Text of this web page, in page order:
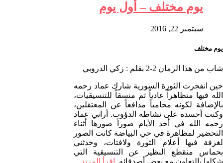
يوم مختلف – أول يوم
سبتمبر 22, 2016
يوم مختلف
شاب من هذا الزمان 2-2 بقلم : زكي الدروبي
حين انفجرت الثورة السورية شارك عماد رحمه
الله فيها متظاهراً عادياً ثم منسقاً للتنسيقيات،
بالإضافة لكونه محامياً مدافعاً عن المعتقلين،
وكنت أحسده على نشاطه الدؤوب. أراني عماد
رحمه الله في أحد الأيام صوراً صورها أثناء
التحضير لمظاهرة في حي البياضة كانت الصور
لغرفة فيها أعلام الثورة ولافتات، وحدثني
بحماس منقطع النظير عن التنسيقية التي
شكلها بالتعاون مع بعض أصدقائه.
اقرأ المزيد